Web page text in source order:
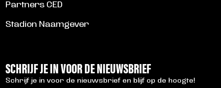
Partners CED
Stadion Naamgever
SCHRIJF JE IN VOOR DE NIEUWSBRIEF
Schrijf je in voor de nieuwsbrief en blijf op de hoogte!